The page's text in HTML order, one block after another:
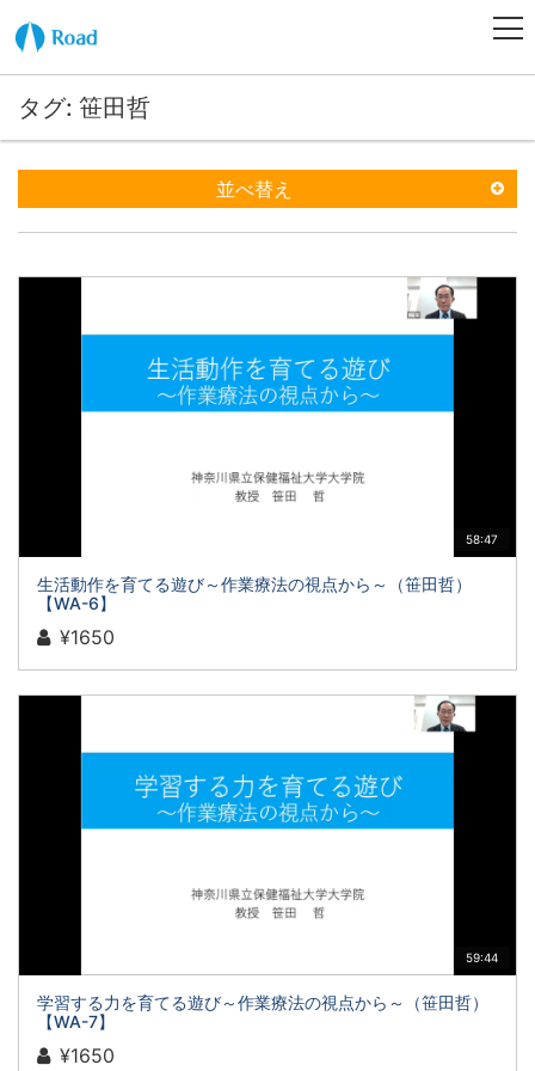
タグ: 笹田哲
並べ替え
58:47
生活動作を育てる遊び～作業療法の視点から～（笹田哲）
【WA-6】
¥1650
59:44
学習する力を育てる遊び～作業療法の視点から～（笹田哲）
【WA-7】
¥1650